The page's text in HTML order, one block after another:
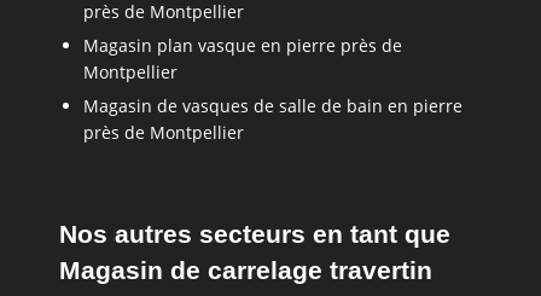
près de Montpellier
Magasin plan vasque en pierre près de
Montpellier
Magasin de vasques de salle de bain en pierre
près de Montpellier
Nos autres secteurs en tant que
Magasin de carrelage travertin